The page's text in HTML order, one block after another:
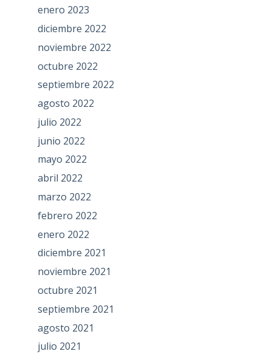
enero 2023
diciembre 2022
noviembre 2022
octubre 2022
septiembre 2022
agosto 2022
julio 2022
junio 2022
mayo 2022
abril 2022
marzo 2022
febrero 2022
enero 2022
diciembre 2021
noviembre 2021
octubre 2021
septiembre 2021
agosto 2021
julio 2021